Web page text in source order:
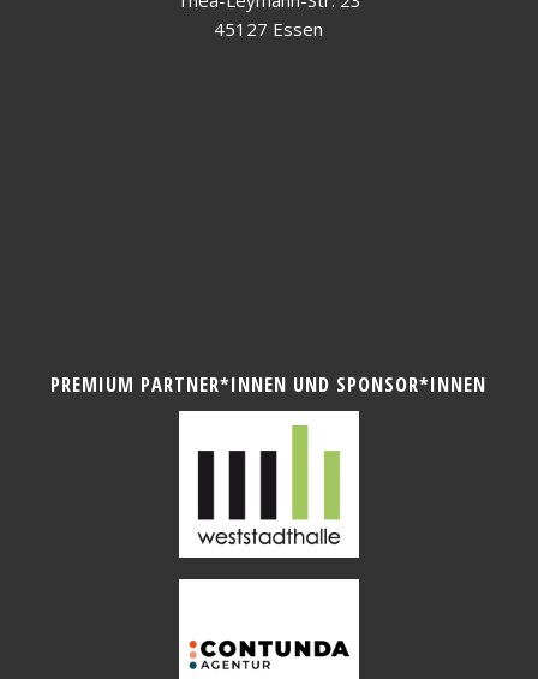
45127 Essen
PREMIUM PARTNER*INNEN UND SPONSOR*INNEN